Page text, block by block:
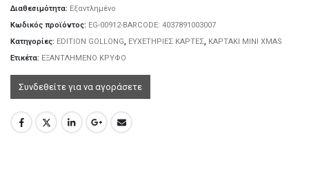
Διαθεσιμότητα: Εξαντλημένο
Κωδικός προϊόντος: EG-00912-BARCODE: 4037891003007
Κατηγορίες: EDITION GOLLONG, ΕΥΧΕΤΗΡΙΕΣ ΚΑΡΤΕΣ, ΚΑΡΤΑΚΙ ΜΙΝΙ XMAS
Ετικέτα: ΕΞΑΝΤΛΗΜΕΝΟ ΚΡΥΦΟ
Συνδεθείτε για να αγοράσετε